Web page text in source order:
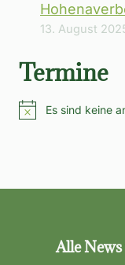
13. August
Termine
HinweisEs sind keine
Alle